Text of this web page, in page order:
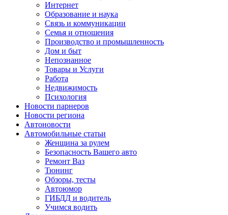
Интернет
Образование и наука
Связь и коммуникации
Семья и отношения
Производство и промышленность
Дом и быт
Непознанное
Товары и Услуги
Работа
Недвижимость
Психология
Новости парнеров
Новости региона
Автоновости
Автомобильные статьи
Женщина за рулем
Безопасность Вашего авто
Ремонт Ваз
Тюнинг
Обзоры, тесты
Автоюмор
ГИБДД и водитель
Учимся водить